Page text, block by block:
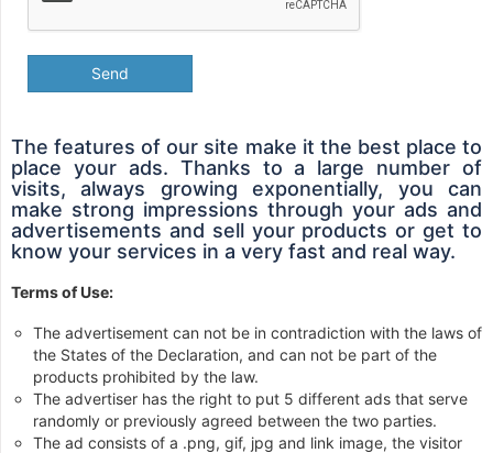
Send
The features of our site make it the best place to
place your ads. Thanks to a large number of
visits, always growing exponentially, you can
make strong impressions through your ads and
advertisements and sell your products or get to
know your services in a very fast and real way.
Terms of Use:
The advertisement can not be in contradiction with the laws of
the States of the Declaration, and can not be part of the
products prohibited by the law.
The advertiser has the right to put 5 different ads that serve
randomly or previously agreed between the two parties.
The ad consists of a .png, gif, jpg and link image, the visitor